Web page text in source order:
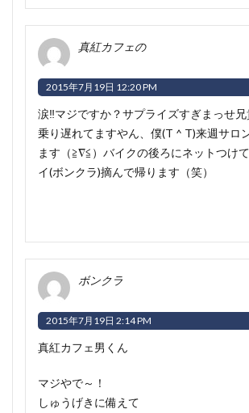
真紅カフェの
2015年7月19日 12:20 PM
涙‼️マジですか？サプライズすぎまっせ兄
乗り遅れてますやん、僕(T ^ T)来週サロ
ます（≧∇≦）バイクの後ろにネットつけ
イ(ボンクラ)摘んで帰ります（笑）
ボンクラ
2015年7月19日 2:14 PM
真紅カフェ男くん
マジやで～！
しゅうげきに備えて